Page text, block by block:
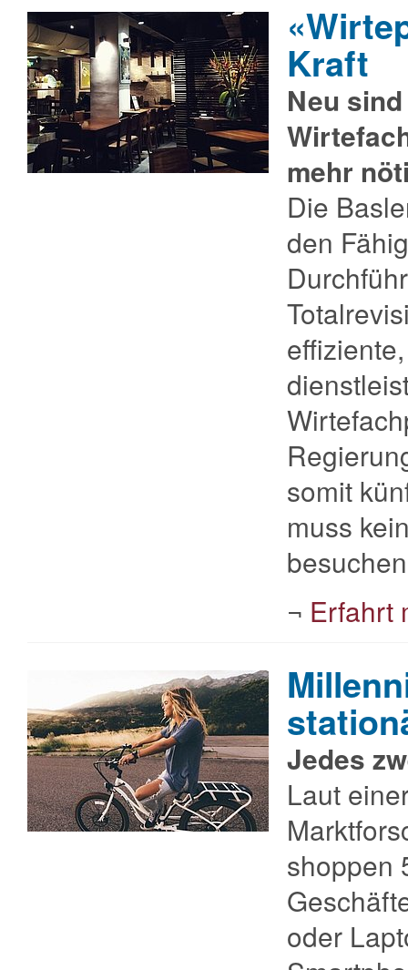
Kraft
Neu
mehr
Die
den
somit
muss
¬ Erfahrt
Jedes
Laut
shoppen
oder